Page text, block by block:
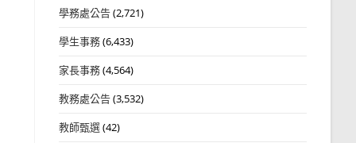
學務處公告(2,721)
學生事務(6,433)
家長事務(4,564)
教務處公告(3,532)
教師甄選(42)